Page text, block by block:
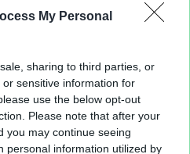
My Personal
sharing to third parties, or
sensitive information for
use the below opt-out
Please note that after your
you may continue seeing
personal information utilized by
(1 fichier public)
(1 fichier public)
(1 fichier public)
(1 fichier public)
fichiers publics)
fichiers publics)
(1 fichier public)